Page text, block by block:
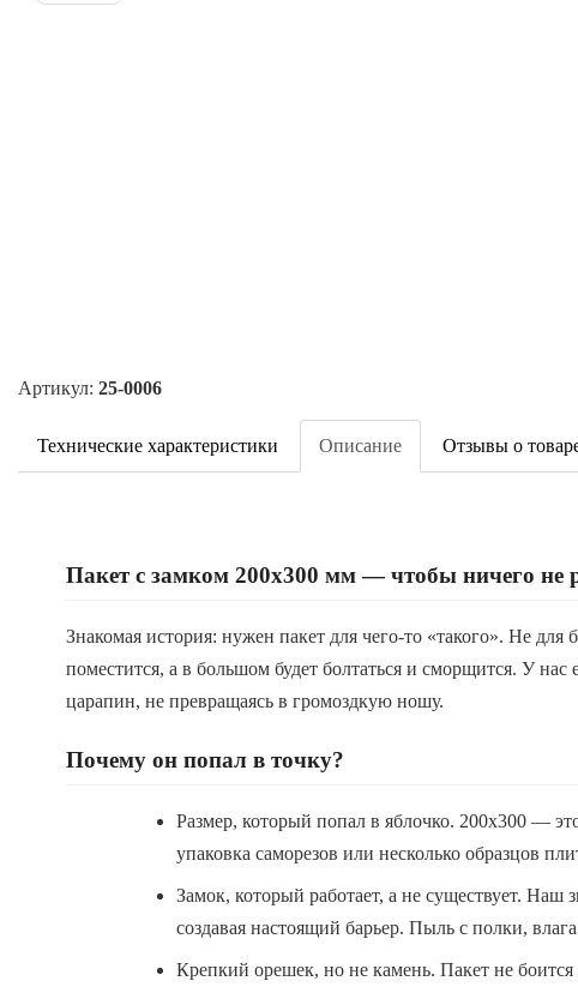
Артикул: 25-0006
Технические характеристики Описание Отзывы о
Пакет с замком 200x300 мм — чтобы ничего не
Знакомая история: нужен пакет для чего-то «такого». Не
поместится, а в большом будет болтаться и сморщится. У
царапин, не превращаясь в громоздкую ношу.
Почему он попал в точку?
Размер, который попал в яблочко. 200x300 —
упаковка саморезов или несколько образцов
Замок, который работает, а не существует.
создавая настоящий барьер. Пыль с полки,
Крепкий орешек, но не камень. Пакет не